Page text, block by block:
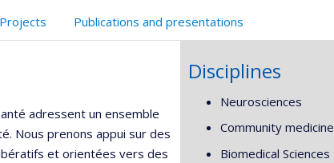
Projects Publications and presentations
adressent un ensemble
Nous prenons appui sur des
et orientées vers des
Disciplines
Neurosciences
Community medicine
Biomedical Sciences